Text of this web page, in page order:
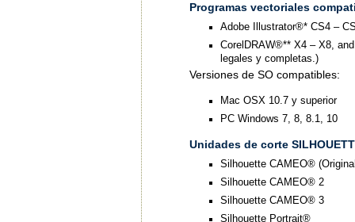
Programas vectoriales
Adobe Illustrator®* CS4 –
CorelDRAW®** X4 – X8,
legales y completas.)
Versiones de SO compatibles:
Mac OSX 10.7 y superior
PC Windows 7, 8, 8.1, 10
Unidades de corte
Silhouette CAMEO®
Silhouette CAMEO® 2
Silhouette CAMEO® 3
Silhouette Portrait®